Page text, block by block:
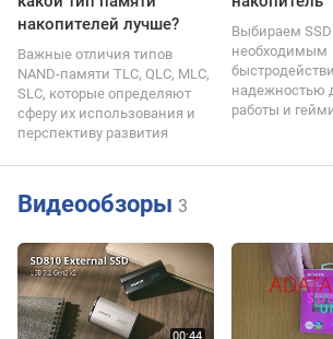
накопителей лучше?
Важные отличия типов
NAND-памяти TLC, QLC, MLC,
SLC, которые определяют
сферу их использования и
перспективу развития
Выбираем SSD
необходимым
надежностью
работы и
Видеообзоры 3